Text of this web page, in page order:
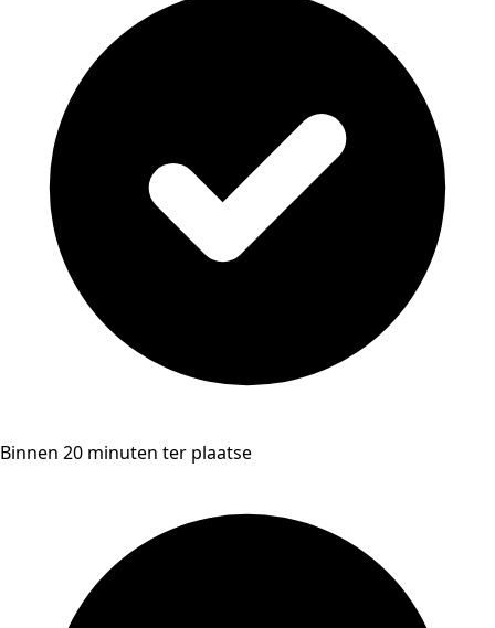
Binnen 20 minuten ter plaatse